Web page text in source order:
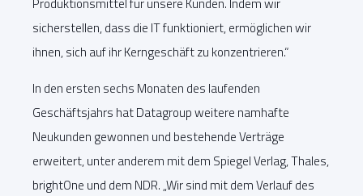
sicherstellen, dass die IT funktioniert, ermöglichen wir
ihnen, sich auf ihr Kerngeschäft zu konzentrieren.“
In den ersten sechs Monaten des laufenden
Geschäftsjahrs hat Datagroup weitere namhafte
Neukunden gewonnen und bestehende Verträge
erweitert, unter anderem mit dem Spiegel Verlag, Thales,
brightOne und dem NDR. „Wir sind mit dem Verlauf des